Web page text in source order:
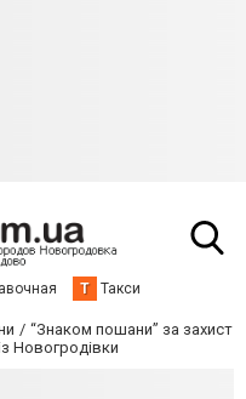
Т Такси
“Знаком пошани” за захист
Новогродівки